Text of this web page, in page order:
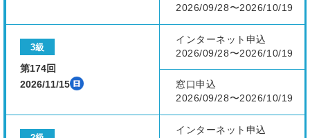
2026/09/28〜2026/10/19
3級
第174回
2026/11/15
インターネット申込
2026/09/28〜2026/10/19
窓口申込
2026/09/28〜2026/10/19
インターネット申込